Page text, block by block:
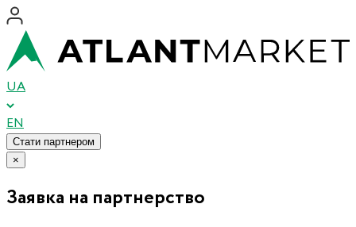
UA
EN
Стати партнером
×
Заявка на партнерство